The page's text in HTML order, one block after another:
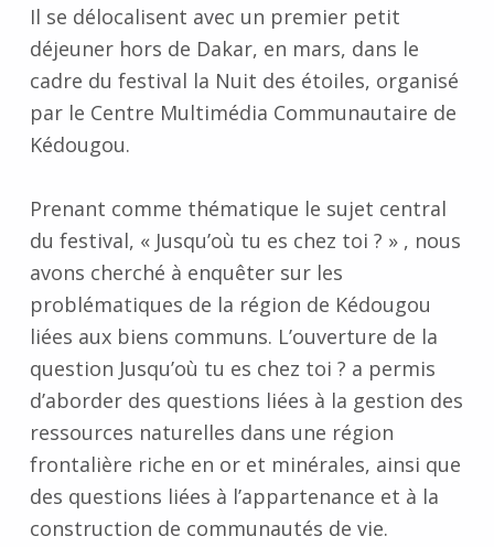
Il se délocalisent avec un premier petit
déjeuner hors de Dakar, en mars, dans le
cadre du festival la Nuit des étoiles, organisé
par le Centre Multimédia Communautaire de
Kédougou.
Prenant comme thématique le sujet central
du festival, « Jusqu’où tu es chez toi ? » , nous
avons cherché à enquêter sur les
problématiques de la région de Kédougou
liées aux biens communs. L’ouverture de la
question Jusqu’où tu es chez toi ? a permis
d’aborder des questions liées à la gestion des
ressources naturelles dans une région
frontalière riche en or et minérales, ainsi que
des questions liées à l’appartenance et à la
construction de communautés de vie.